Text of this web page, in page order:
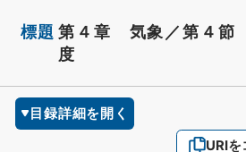
標題 第４章 気象／第４
度
目録詳細を開く
URIを